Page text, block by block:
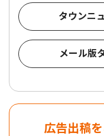
タウンニ
メール版
広告出稿